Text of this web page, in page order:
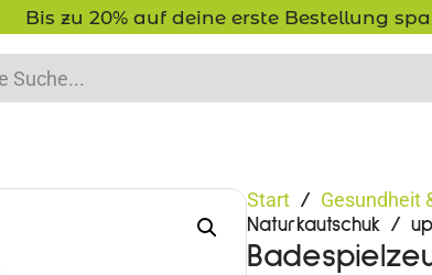
Bis zu 20% auf deine erste Bestellung
Start / Gesundheit
Naturkautschuk /